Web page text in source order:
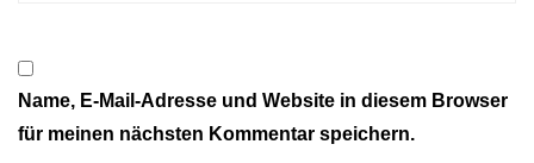
Name, E-Mail-Adresse und Website in diesem Browser
für meinen nächsten Kommentar speichern.